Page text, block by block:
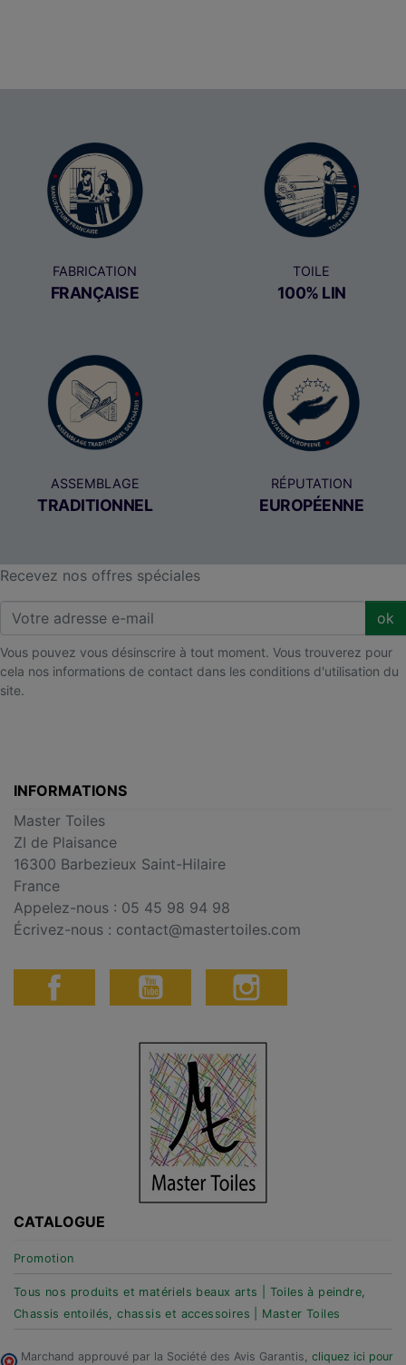
FABRICATION
FRANÇAISE
TOILE
100% LIN
ASSEMBLAGE
TRADITIONNEL
RÉPUTATION
EUROPÉENNE
Recevez nos offres spéciales
ok
Vous pouvez vous désinscrire à tout moment. Vous trouverez pour
cela nos informations de contact dans les conditions d'utilisation du
site.
INFORMATIONS
Master Toiles
ZI de Plaisance
16300 Barbezieux Saint-Hilaire
France
Appelez-nous : 05 45 98 94 98
Écrivez-nous : contact@mastertoiles.com
CATALOGUE
Promotion
Tous nos produits et matériels beaux arts | Toiles à peindre,
Chassis entoilés, chassis et accessoires | Master Toiles
Marchand approuvé par la Société des Avis Garantis, cliquez ici pour